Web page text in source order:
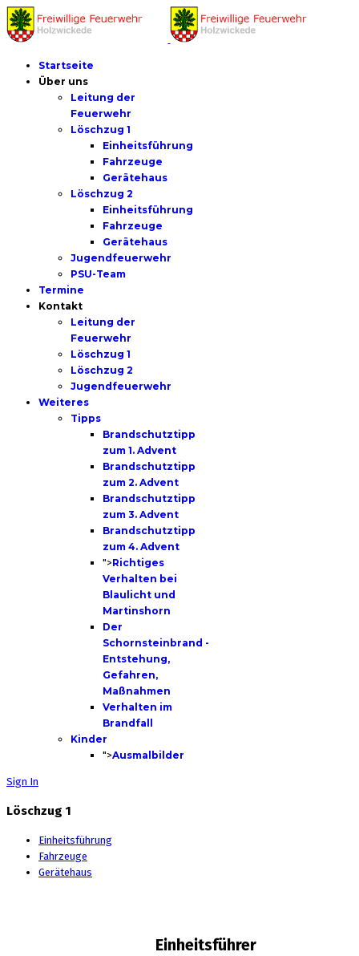
Startseite
Über uns
Leitung der
Feuerwehr
Löschzug 1
Einheitsführung
Fahrzeuge
Gerätehaus
Löschzug 2
Einheitsführung
Fahrzeuge
Gerätehaus
Jugendfeuerwehr
PSU-Team
Termine
Kontakt
Leitung der
Feuerwehr
Löschzug 1
Löschzug 2
Jugendfeuerwehr
Weiteres
Tipps
Brandschutztipp
zum 1. Advent
Brandschutztipp
zum 2. Advent
Brandschutztipp
zum 3. Advent
Brandschutztipp
zum 4. Advent
">Richtiges
Verhalten bei
Blaulicht und
Martinshorn
Der
Schornsteinbrand -
Entstehung,
Gefahren,
Maßnahmen
Verhalten im
Brandfall
Kinder
">Ausmalbilder
Sign In
Löschzug 1
Einheitsführung
Fahrzeuge
Gerätehaus
Einheitsführer